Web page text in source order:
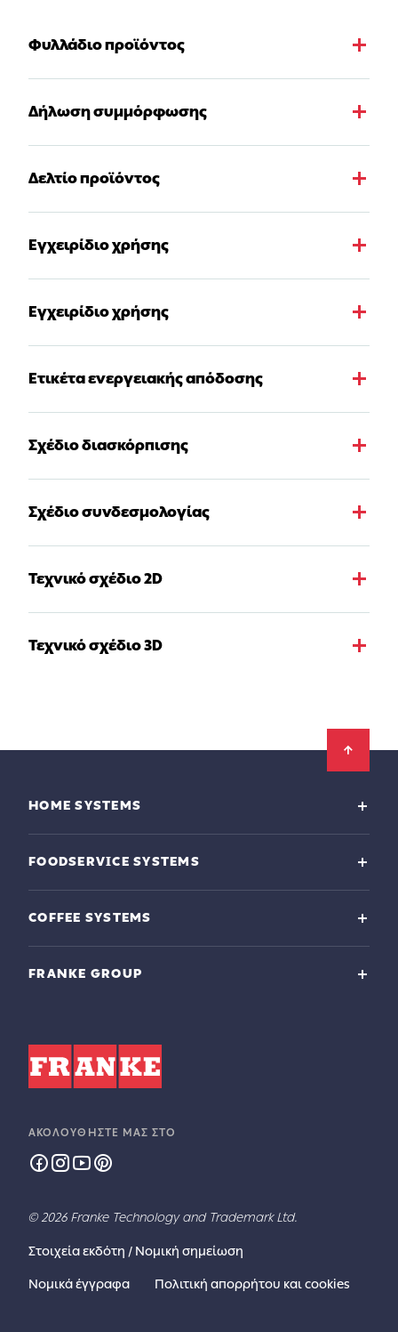
Φυλλάδιο προϊόντος
Δήλωση συμμόρφωσης
Δελτίο προϊόντος
Εγχειρίδιο χρήσης
Εγχειρίδιο χρήσης
Ετικέτα ενεργειακής απόδοσης
Σχέδιο διασκόρπισης
Σχέδιο συνδεσμολογίας
Τεχνικό σχέδιο 2D
Τεχνικό σχέδιο 3D
HOME SYSTEMS
FOODSERVICE SYSTEMS
COFFEE SYSTEMS
FRANKE GROUP
ΑΚΟΛΟΥΘΉΣΤΕ ΜΑΣ ΣΤΟ
© 2026 Franke Technology and Trademark Ltd.
Στοιχεία εκδότη / Νομική σημείωση
Νομικά έγγραφα Πολιτική απορρήτου και cookies